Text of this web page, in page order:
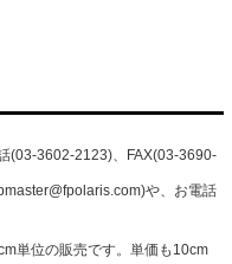
(03-3602-2123)、FAX(03-3690-
や、お電話
単位の販売です。単価も10cm